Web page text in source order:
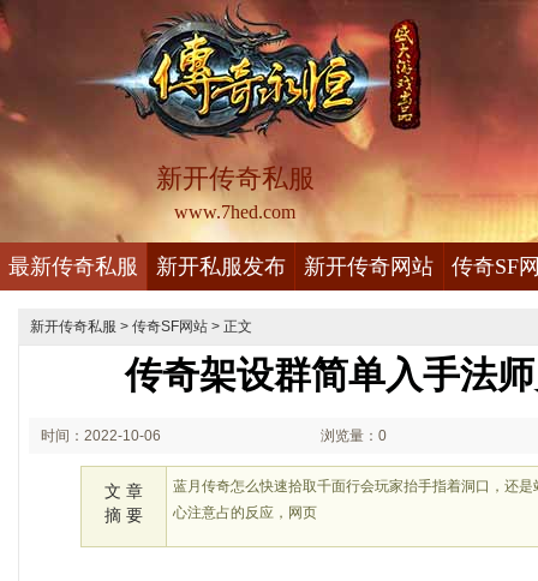
新开传奇私服
www.7hed.com
最新传奇私服 新开私服发布 新开传奇网站 传奇SF
新开传奇私服 > 传奇SF网站 > 正文
传奇架设群简单入手法
时间：2022-10-06 浏览量：0
文 章
摘 要
蓝月传奇怎么快速拾取千面行会玩家抬手指着洞口，还
心注意占的反应，网页